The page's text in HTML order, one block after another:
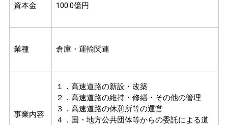
資本金 100.0億円
業種 倉庫・運輸関連
事業内容
１．高速道路の新設・改築
２．高速道路の維持・修繕・その他の管理
３．高速道路の休憩所等の運営
４．国・地方公共団体等からの委託による道